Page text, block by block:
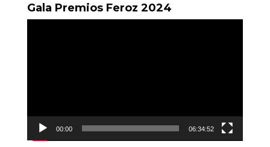
Gala Premios Feroz 2024
00:00 06:34:52